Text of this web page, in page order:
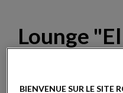
Lounge
Le canapé Lounge,
BIENVENUE SUR LE SITE